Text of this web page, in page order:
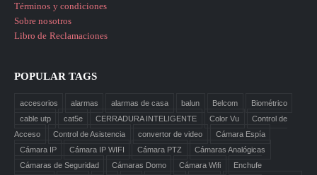
Términos y condiciones
Sobre nosotros
Libro de Reclamaciones
POPULAR TAGS
accesorios alarmas alarmas de casa balun Belcom
Biométrico
cable utp
cat5e CERRADURA INTELIGENTE Color Vu
Control de
Acceso
Control de Asistencia convertor de video
Cámara Espía
Cámara IP
Cámara IP WIFI Cámara PTZ
Cámaras Analógicas
Cámaras de Seguridad
Cámaras Domo Cámara Wifi Enchufe